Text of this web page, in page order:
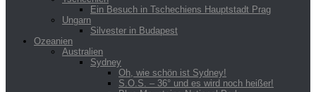
Ein Besuch in Tschechiens Hauptstadt Prag
Ungarn
Silvester in Budapest
Ozeanien
Australien
Sydney
Oh, wie schön ist Sydney!
S.O.S. – 36° und es wird noch heißer!